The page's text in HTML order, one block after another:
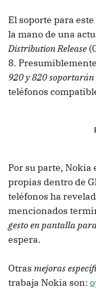
El soporte para
la mano de una
Distribution Release
8.
920 y 820
teléfonos
Por su parte, Nokia
propias dentro de
teléfonos ha
mencionados
gesto en pantalla
espera.
Otras mejoras
trabaja Nokia son: